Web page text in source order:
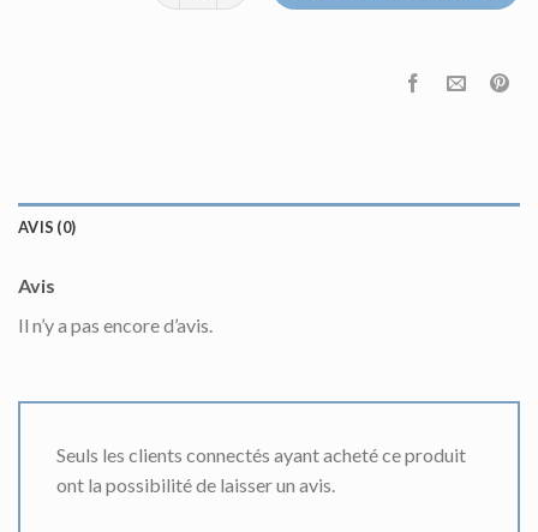
AVIS (0)
Avis
Il n’y a pas encore d’avis.
Seuls les clients connectés ayant acheté ce produit
ont la possibilité de laisser un avis.